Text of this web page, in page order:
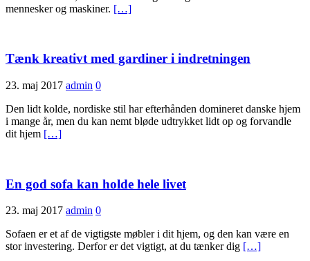
mennesker og maskiner. […]
Tænk kreativt med gardiner i indretningen
23. maj 2017 admin 0
Den lidt kolde, nordiske stil har efterhånden domineret danske hjem
i mange år, men du kan nemt bløde udtrykket lidt op og forvandle
dit hjem […]
En god sofa kan holde hele livet
23. maj 2017 admin 0
Sofaen er et af de vigtigste møbler i dit hjem, og den kan være en
stor investering. Derfor er det vigtigt, at du tænker dig […]